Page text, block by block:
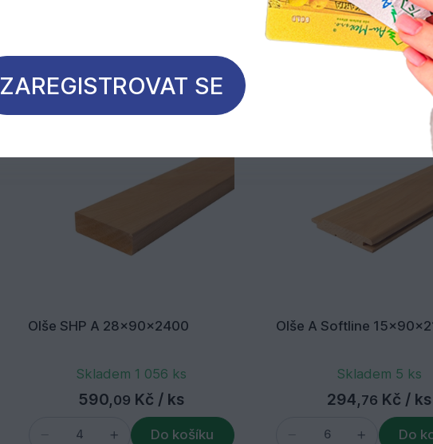
Mohlo by Vás zajímat
Olše SHP A 28x90x2400
Skladem 1 056 ks
590,09 Kč / ks
Do košíku
Olše A Softline
Skladem 5 ks
294,76 Kč / ks
Do
ZAREGISTROVAT SE